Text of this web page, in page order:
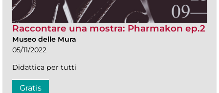
Raccontare una mostra: Pharmakon ep.2
Museo delle Mura
05/11/2022
Didattica per tutti
Gratis